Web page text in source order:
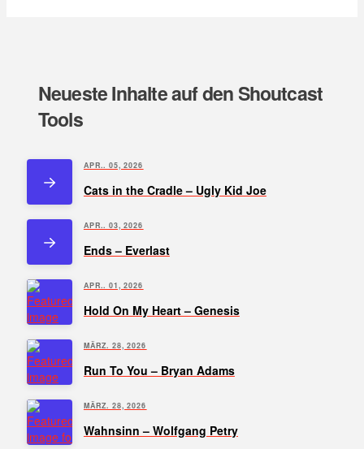
Neueste Inhalte auf den Shoutcast
Tools
APR.. 05, 2026
Cats in the Cradle – Ugly Kid Joe
APR.. 03, 2026
Ends – Everlast
APR.. 01, 2026
Hold On My Heart – Genesis
MÄRZ. 28, 2026
Run To You – Bryan Adams
MÄRZ. 28, 2026
Wahnsinn – Wolfgang Petry